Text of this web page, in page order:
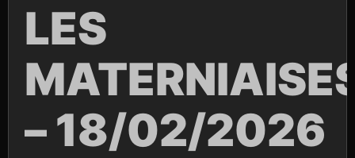
LES
– 18/02/2026